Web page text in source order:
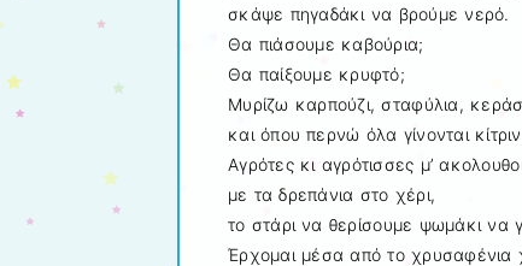
σκάψε πηγαδάκι να βρούμε νερό.
Θα πιάσουμε καβούρια;
Θα παίξουμε κρυφτό;
Μυρίζω καρπούζι, σταφύλια,
και όπου περνώ όλα γίνονται
Αγρότες κι αγρότισσες μ’
με τα δρεπάνια στο χέρι,
το στάρι να θερίσουμε ψωμάκι να
Έρχομαι μέσα από το χρυσαφένια